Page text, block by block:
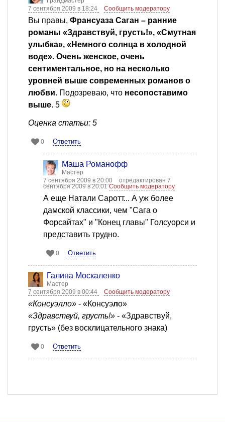
7 сентября 2009 в 18:24
Сообщить модератору
Вы правы, Франсуаза Саган – ранние
романы «Здравствуй, грусть!», «Смутная
улыбка», «Немного солнца в холодной
воде». Очень женское, очень
сентиментальное, но на несколько
уровней выше современных романов о
любви. Подозреваю, что несопоставимо
выше. 5
Оценка статьи: 5
0 Ответить
Mаша Романофф
Мастер
7 сентября 2009 в 20:00
отредактирован 7
сентября 2009 в 20:01Сообщить модератору
А еще Натали Саротт... А уж более
дамской классики, чем "Сага о
Форсайтах" и "Конец главы" Голсуорси и
представить трудно.
0 Ответить
Галина Москаленко
Мастер
7 сентября 2009 в 00:44
Сообщить модератору
«Консуэлло» - «Консуэло»
«Здравствуй, грусть!» - «Здравствуй,
грусть» (без восклицательного знака)
0 Ответить